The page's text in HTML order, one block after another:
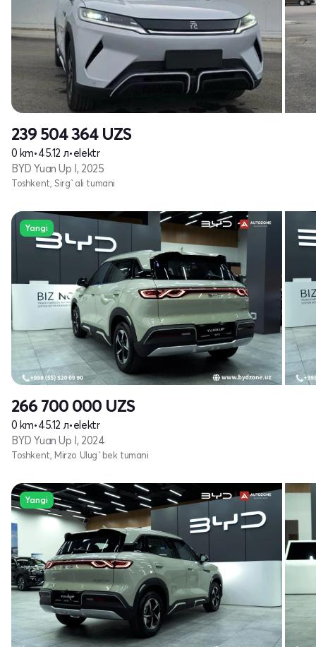
239 504 364 UZS
0 km•45.12 л•elektr
BYD Yuan Up I, 2025
Toshkent, Sirg`ali tumani
Yangi
266 700 000 UZS
0 km•45.12 л•elektr
BYD Yuan Up I, 2024
Toshkent, Mirzo Ulug`bek tumani
Yangi